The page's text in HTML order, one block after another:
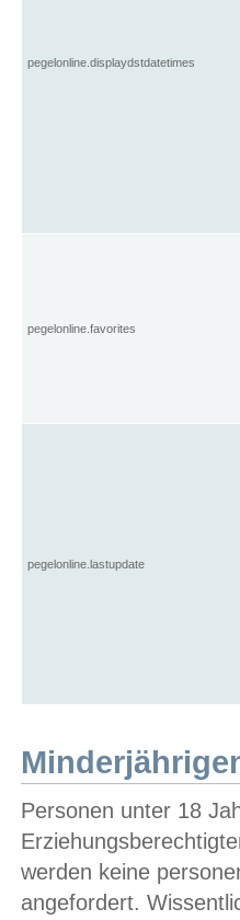
pegelonline.displaydstdatetimes
pegelonline.favorites
pegelonline.lastupdate
Personen unter 18
werden keine
angefordert.